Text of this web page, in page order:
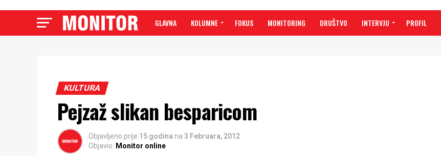
GLAVNA KOLUMNE FOKUS MONITORING DRUŠTVO INTERVJU PROFIL
KULTURA
Pejzaž slikan besparicom
Objavljeno prije 15 godina na 3 Februara, 2012
Objavio: Monitor online